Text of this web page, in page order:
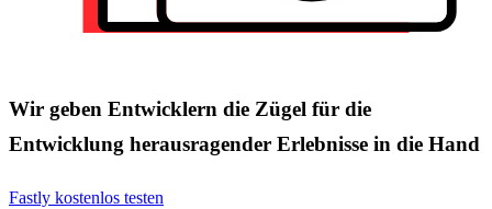
Wir geben Entwicklern die Zügel für die
Entwicklung herausragender Erlebnisse in die Hand
Fastly kostenlos testen